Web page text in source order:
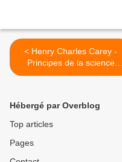
< Henry Charles Carey -
Principes de la science
sociale - Tome I - Chapitre
Hébergé par Overblog
Top articles
Pages